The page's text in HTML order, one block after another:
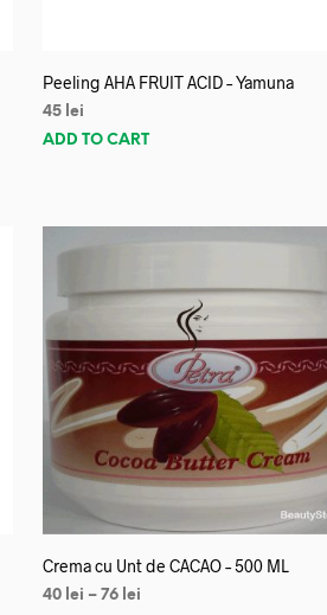
Peeling AHA FRUIT ACID – Yamuna
45 lei
ADD TO CART
Crema cu Unt de CACAO – 500 ML
40 lei –76 lei